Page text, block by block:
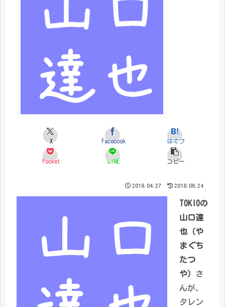
X Facebook はてブ
Pocket LINE コピー
2018.04.27 2018.06.24
TOKIOの
山口達
也（や
まぐち
たつ
や）
さ
んが、
タレン